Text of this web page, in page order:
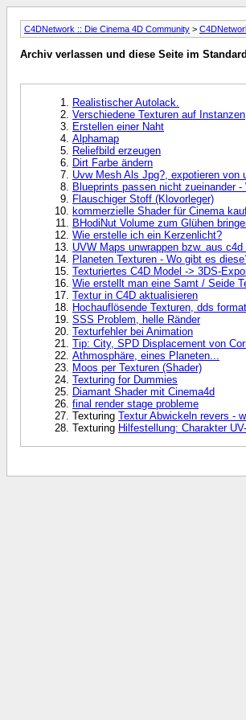
C4DNetwork :: Die Cinema 4D Community >
Archiv verlassen und diese Seite im
Realistischer Autolack.
Verschiedene Texturen auf Instanzen
Erstellen einer Naht
Alphamap
Reliefbild erzeugen
Dirt Farbe ändern
Uvw Mesh Als Jpg?, expotieren von
Blueprints passen nicht zueinander -
Flauschiger Stoff (Klovorleger)
kommerzielle Shader für Cinema
BHodiNut Volume zum Glühen
Wie erstelle ich ein Kerzenlicht?
UVW Maps unwrappen bzw. aus c4d
Planeten Texturen - Wo gibt es
Texturiertes C4D Model -> 3DS-
Wie erstellt man eine Samt / Seide
Textur in C4D aktualisieren
Hochauflösende Texturen, dds
SSS Problem, helle Ränder
Texturfehler bei Animation
Tip: City, SPD Displacement von
Athmosphäre, eines Planeten...
Moos per Texturen (Shader)
Texturing for Dummies
Diamant Shader mit Cinema4d
final render stage probleme
Texturing Textur Abwickeln revers -
Texturing Hilfestellung: Charakter